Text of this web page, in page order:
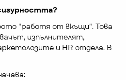
"работя от вкъщи". Това
изпълнителят,
и HR отдела. В